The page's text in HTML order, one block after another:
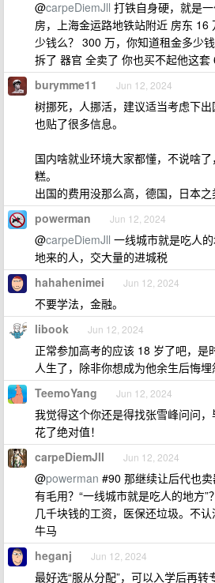
@carpeDiemJll 打铁自身硬，就是
房，上海金运路地铁站附近 房东 16
少钱么？ 300 万，你知道租金多少
拆了 器官 全卖了 你也买不起他这
burymme11 Jun 12, 2024
树挪死，人挪活，建议适当考虑下
也贴了很多信息。
国内啥就业环境大家都懂，不说啥
糕。
出国的费用没那么高，德国，日本之
powerman Jun 12, 2024
@carpeDiemJll 一线城市就是吃人
地来的人，交大量的进城税
hahahenimei Jun 12, 2024
不要学法，金融。
libook Jun 12, 2024
正常参加高考的应该 18 岁了吧，是
人生了，除非你想成为他余生后悔埋
TeemoYang Jun 12, 2024
我觉得这个你还是得找张雪峰问问
花了绝对值！
carpeDiemJll Jun 12, 2024
@powerman #90 那继续让后代也卖
有毛用？“一线城市就是吃人的地方
几千块钱的工资，医保还垃圾。不
牛马
heganj Jun 12, 2024
最好选“服从分配”，可以入学后再转